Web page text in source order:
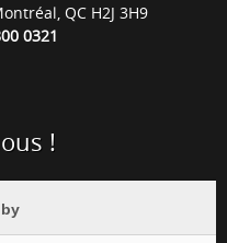
QC H2J 3H9
0321
!